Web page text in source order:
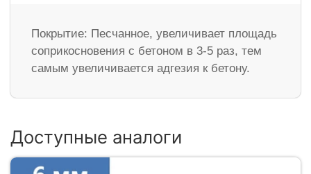
Покрытие: Песчанное, увеличивает площадь
соприкосновения с бетоном в 3-5 раз, тем
самым увеличивается адгезия к бетону.
Доступные аналоги